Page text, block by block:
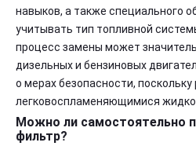
навыков, а также специального
учитывать тип топливной
процесс замены может
дизельных и бензиновых
о мерах безопасности,
легковоспламеняющимися
Можно ли самостоятельно
фильтр?